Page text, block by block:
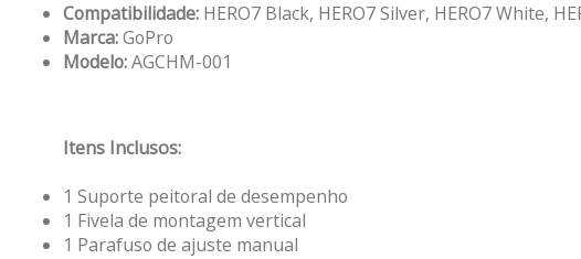
Compatibilidade: HERO7 Black, HERO7 Silver, HERO7 White,
Marca:GoPro
Modelo:AGCHM-001
Itens Inclusos:
1 Suporte peitoral de desempenho
1 Fivela de montagem vertical
1 Parafuso de ajuste manual